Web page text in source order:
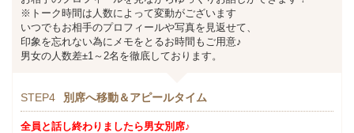
※トーク時間は人数によって変動がございます
いつでもお相手のプロフィールや写真を見返せて、
印象を忘れない為にメモをとるお時間もご用意♪
男女の人数差±1～2名を徹底しております。
STEP4 別席へ移動＆アピールタイム
全員と話し終わりましたら男女別席♪